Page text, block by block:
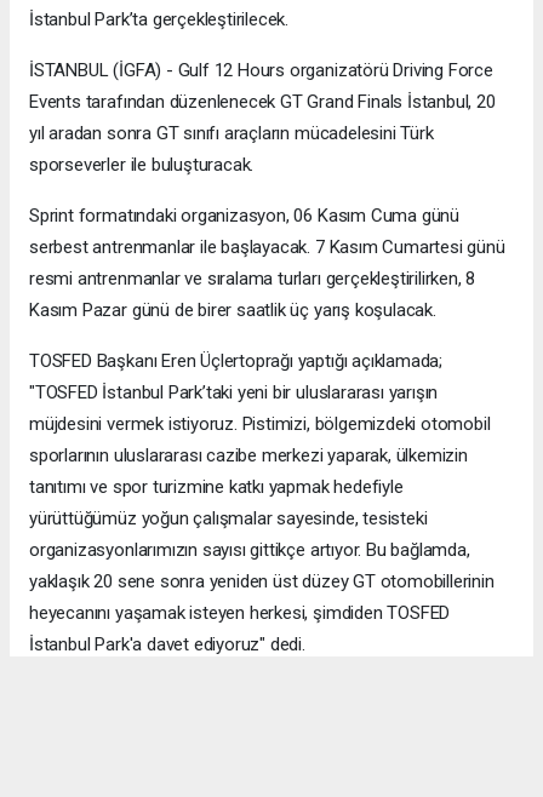
İstanbul Park’ta gerçekleştirilecek.
İSTANBUL (İGFA) - Gulf 12 Hours organizatörü Driving Force
Events tarafından düzenlenecek GT Grand Finals İstanbul, 20
yıl aradan sonra GT sınıfı araçların mücadelesini Türk
sporseverler ile buluşturacak.
Sprint formatındaki organizasyon, 06 Kasım Cuma günü
serbest antrenmanlar ile başlayacak. 7 Kasım Cumartesi günü
resmi antrenmanlar ve sıralama turları gerçekleştirilirken, 8
Kasım Pazar günü de birer saatlik üç yarış koşulacak.
TOSFED Başkanı Eren Üçlertoprağı yaptığı açıklamada;
"TOSFED İstanbul Park’taki yeni bir uluslararası yarışın
müjdesini vermek istiyoruz. Pistimizi, bölgemizdeki otomobil
sporlarının uluslararası cazibe merkezi yaparak, ülkemizin
tanıtımı ve spor turizmine katkı yapmak hedefiyle
yürüttüğümüz yoğun çalışmalar sayesinde, tesisteki
organizasyonlarımızın sayısı gittikçe artıyor. Bu bağlamda,
yaklaşık 20 sene sonra yeniden üst düzey GT otomobillerinin
heyecanını yaşamak isteyen herkesi, şimdiden TOSFED
İstanbul Park'a davet ediyoruz" dedi.